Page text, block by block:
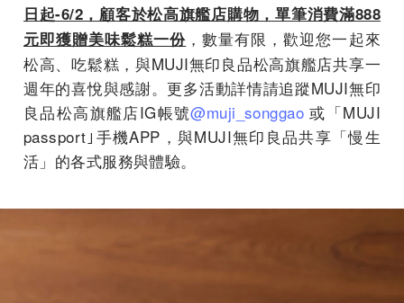
日起-6/2，顧客於松高旗艦店購物，單筆消費滿888
元即獲贈美味鬆糕一份 ，數量有限，歡迎您一起來
松高、吃鬆糕，與MUJI無印良品松高旗艦店共享一
週年的喜悅與感謝。更多活動詳情請追蹤MUJI無印
良品松高旗艦店IG帳號@muji_songgao 或「MUJI
passport｣手機APP，與MUJI無印良品共享「慢生
活」的各式服務與體驗。